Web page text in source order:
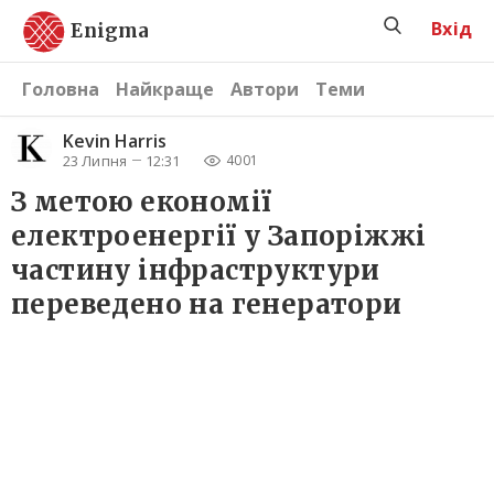
Enigma
Головна Найкраще Автори Теми
Вхід
Kevin Harris
23 Липня 12:31 4001
З метою економії
електроенергії у Запоріжжі
частину інфраструктури
переведено на генератори